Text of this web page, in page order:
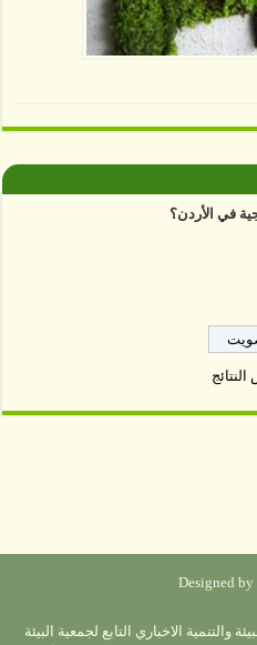
في الأردن؟
Designed by
الاخباري التابع لجمعية البيئة